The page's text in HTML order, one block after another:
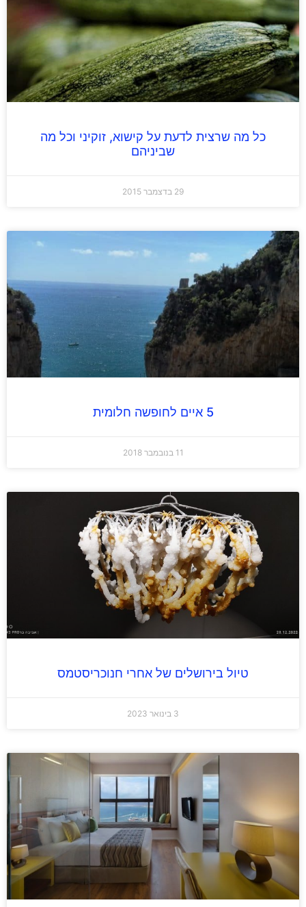
כל מה שרצית לדעת על קישוא, זוקיני וכל מה
שביניהם
טיול בירושלים של אחרי חנוכריסטמס